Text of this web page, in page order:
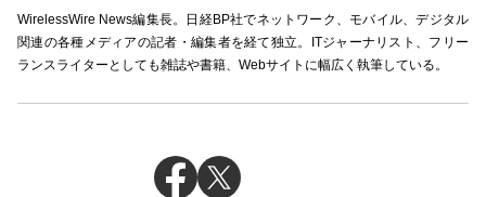
WirelessWire News編集長。日経BP社でネットワーク、モバイル、デジタル
関連の各種メディアの記者・編集者を経て独立。ITジャーナリスト、フリー
ランスライターとしても雑誌や書籍、Webサイトに幅広く執筆している。